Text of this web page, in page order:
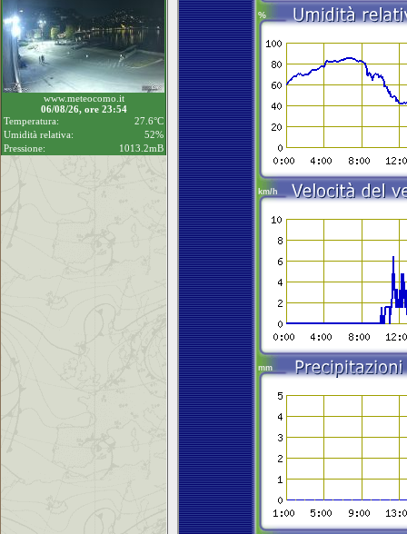
www.meteocomo.it
06/08/26, ore 23:54
Temperatura:
27.6°C
Umidità relativa:
52%
Pressione:
1013.2mB